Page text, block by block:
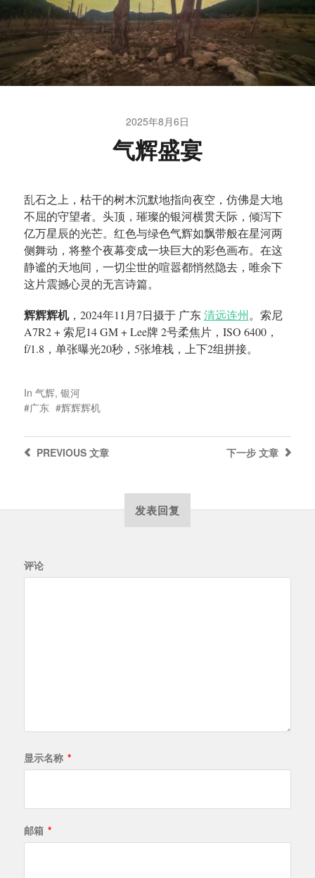
2025年8月6日
气辉盛宴
乱石之上，枯干的树木沉默地指向夜空，仿佛是大地
不屈的守望者。头顶，璀璨的银河横贯天际，倾泻下
亿万星辰的光芒。红色与绿色气辉如飘带般在星河两
侧舞动，将整个夜幕变成一块巨大的彩色画布。在这
静谧的天地间，一切尘世的喧嚣都悄然隐去，唯余下
这片震撼心灵的无言诗篇。
辉辉辉机，2024年11月7日摄于 广东清远连州。索尼
A7R2 + 索尼14 GM + Lee牌 2号柔焦片，ISO 6400，
f/1.8，单张曝光20秒，5张堆栈，上下2组拼接。
In 气辉, 银河
广东
辉辉辉机
下一步 文章
PREVIOUS文章
发表回复
评论
显示名称 *
邮箱 *